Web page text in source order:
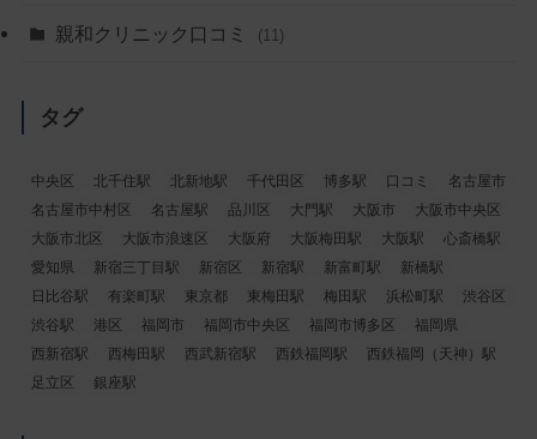
親和クリニック口コミ (11)
タグ
中央区 北千住駅 北新地駅 千代田区 博多駅 口コミ
名古屋市
名古屋市中村区
名古屋駅 品川区 大門駅 大阪市
大阪市中央区
大阪市北区
大阪市浪速区 大阪府 大阪梅田駅 大阪駅
心斎橋駅
愛知県
新宿三丁目駅 新宿区 新宿駅 新富町駅
新橋駅
日比谷駅
有楽町駅 東京都 東梅田駅 梅田駅 浜松町駅
渋谷区
渋谷駅
港区 福岡市 福岡市中央区 福岡市博多区
福岡県
西新宿駅
西梅田駅 西武新宿駅 西鉄福岡駅
西鉄福岡（天神）駅
足立区
銀座駅